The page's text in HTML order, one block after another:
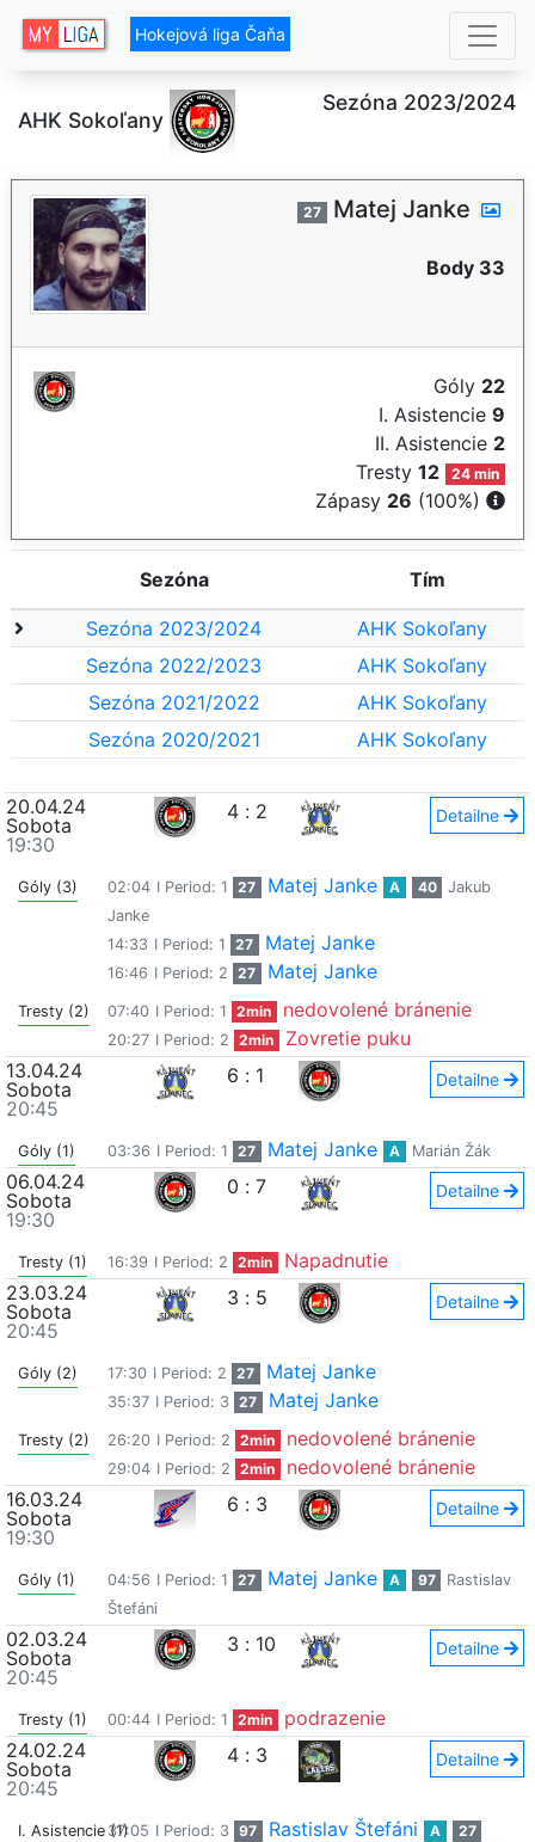
Hokejová liga Čaňa
AHK Sokoľany
Sezóna 2023/2024
27 Matej Janke
Body 33
Góly 22
I. Asistencie 9
II. Asistencie 2
Tresty12 24 min
Zápasy 26 (100%)
Sezóna Tím
Sezóna 2023/2024
AHK Sokoľany
Sezóna 2022/2023
AHK Sokoľany
Sezóna 2021/2022
AHK Sokoľany
Sezóna 2020/2021
AHK Sokoľany
20.04.24
Sobota
19:30
4 : 2 Detailne
Góly (3) 02:04 I Period: 1 27 Matej Janke A 40
Jakub
Janke
14:33 I Period: 1 27 Matej Janke
16:46 I Period: 2 27 Matej Janke
Tresty (2) 07:40 I Period: 1 2min nedovolené bránenie
20:27 I Period: 2 2min
Zovretie puku
13.04.24
Sobota
20:45
6 : 1 Detailne
Góly (1) 03:36 I Period: 1 27 Matej Janke A Marián Žák
06.04.24
Sobota
19:30
0 : 7 Detailne
Tresty (1) 16:39 I Period: 2 2min
Napadnutie
23.03.24
Sobota
20:45
3 : 5 Detailne
Góly (2) 17:30 I Period: 2 27 Matej Janke
35:37 I Period: 3 27 Matej Janke
Tresty (2) 26:20 I Period: 2 2min nedovolené bránenie
29:04 I Period: 2 2min
nedovolené bránenie
16.03.24
Sobota
19:30
6 : 3 Detailne
Góly (1) 04:56 I Period: 1 27 Matej Janke A 97
Rastislav
Štefáni
02.03.24
Sobota
20:45
3 : 10 Detailne
Tresty (1) 00:44 I Period: 1 2min
podrazenie
24.02.24
Sobota
20:45
4 : 3 Detailne
I. Asistencie (1)37:05 I Period: 3 97 Rastislav Štefáni A
27